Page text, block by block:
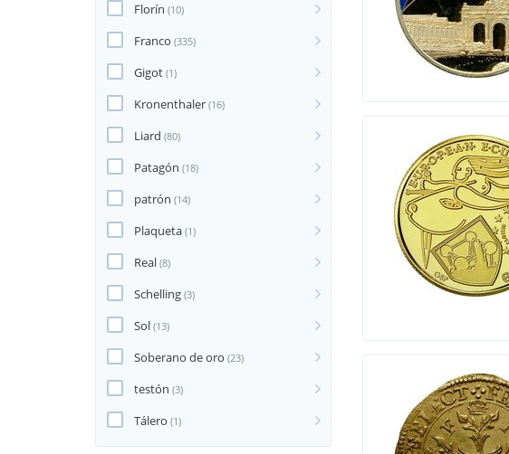
Florín (10)
Franco (335)
Gigot (1)
Kronenthaler (16)
Liard (80)
Patagón (18)
patrón (14)
Plaqueta (1)
Real (8)
Schelling (3)
Sol (13)
Soberano de oro (23)
testón (3)
Tálero (1)